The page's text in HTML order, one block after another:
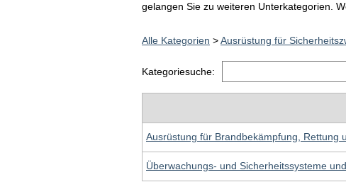
gelangen Sie zu weiteren Unterkategorien.
Alle Kategorien >Ausrüstung für
Kategoriesuche:
Ausrüstung für Brandbekämpfung, Rettung
Überwachungs- und Sicherheitssysteme